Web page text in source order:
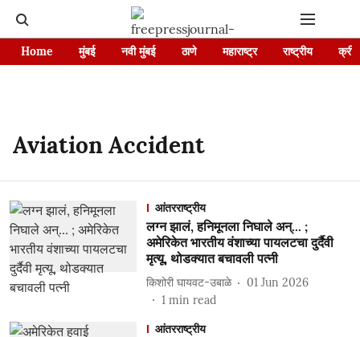
Home मुंबई नवी मुंबई ठाणे महाराष्ट्र राष्ट्रीय
Aviation Accident
आंतरराष्ट्रीय
लग्न झालं, हनिमूनला निघाले अन्... ;
अमेरिकेत भारतीय वंशाच्या पायलटचा दुर्दैवी
मृत्यू, थोडक्यात बचावली पत्नी
किशोरी घायवट-उबाळे
01 Jun 2026
1 min read
आंतरराष्ट्रीय